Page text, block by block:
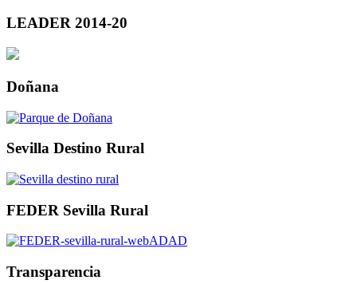
LEADER 2014-20
Doñana
Sevilla Destino Rural
FEDER Sevilla Rural
Transparencia